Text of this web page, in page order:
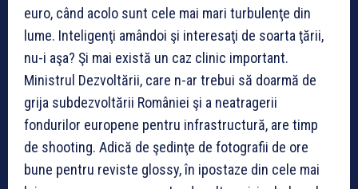
euro, când acolo sunt cele mai mari turbulenţe din
lume. Inteligenţi amândoi şi interesaţi de soarta ţării,
nu-i aşa? Şi mai există un caz clinic important.
Ministrul Dezvoltării, care n-ar trebui să doarmă de
grija subdezvoltării României şi a neatragerii
fondurilor europene pentru infrastructură, are timp
de shooting. Adică de şedinţe de fotografii de ore
bune pentru reviste glossy, în ipostaze din cele mai